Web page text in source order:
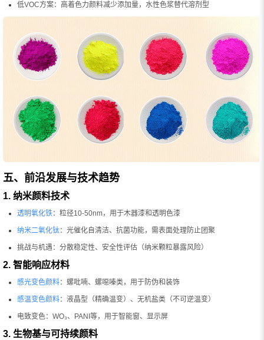
低VOC方案：高着色力颜料减少添加量，水性色浆替代溶剂型
五、前沿发展与技术趋势
1. 纳米颜料技术
透明氧化铁：粒径10-50nm，用于木器漆和透明色漆
纳米二氧化钛：光催化自清洁、抗菌功能，需表面处理防止团聚
挑战与机遇：分散稳定性、安全性评估（纳米颗粒暴露风险）
2. 智能响应材料
感光变色颜料：螺吡喃、螺噁嗪类，用于防伪和装饰
感温变色颜料：液晶型（精确温变）、无机盐类（不可逆温变）
电致变色：WO₃、PANI等，用于智能窗、显示屏
3. 生物基与可持续颜料